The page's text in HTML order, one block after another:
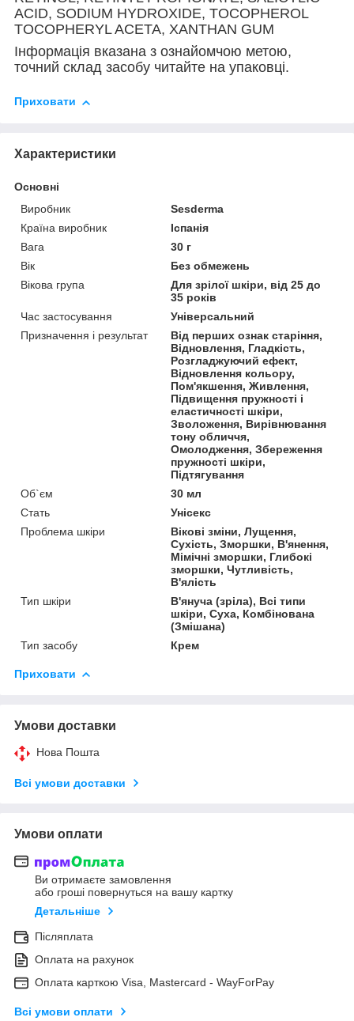
ACID, SODIUM HYDROXIDE, TOCOPHEROL
TOCOPHERYL ACETA, XANTHAN GUM
Інформація вказана з ознайомчою метою,
точний склад засобу читайте на упаковці.
Приховати
Характеристики
Основні
Виробник
Sesderma
Країна виробник
Іспанія
Вага
30 г
Вік
Без обмежень
Вікова група
Для зрілої шкіри, від 25 до
35 років
Час застосування
Універсальний
Призначення і результат
Від перших ознак старіння,
Відновлення, Гладкість,
Розгладжуючий ефект,
Відновлення кольору,
Пом'якшення, Живлення,
Підвищення пружності і
еластичності шкіри,
Зволоження, Вирівнювання
тону обличчя,
Омолодження, Збереження
пружності шкіри,
Підтягування
Об`єм
30 мл
Стать
Унісекс
Проблема шкіри
Вікові зміни, Лущення,
Сухість, Зморшки, В'янення,
Мімічні зморшки, Глибокі
зморшки, Чутливість,
В'ялість
Тип шкіри
В'януча (зріла), Всі типи
шкіри, Суха, Комбінована
(Змішана)
Тип засобу
Крем
Приховати
Умови доставки
Нова Пошта
Всі умови доставки
Умови оплати
Ви отримаєте замовлення
або гроші повернуться на вашу картку
Детальніше
Післяплата
Оплата на рахунок
Оплата карткою Visa, Mastercard - WayForPay
Всі умови оплати